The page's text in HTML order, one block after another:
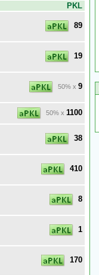
PKL
89
19
50% x 9
50% x 1100
38
410
8
1
170